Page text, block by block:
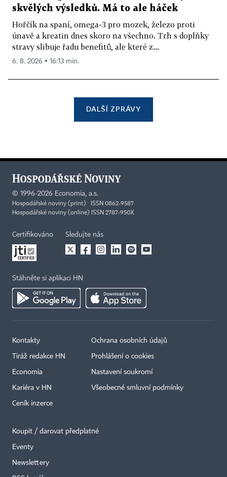
skvělých výsledků. Má to ale háček
Hořčík na spaní, omega-3 pro mozek, železo proti
únavě a kreatin dnes skoro na všechno. Trh s doplňky
stravy slibuje řadu benefitů, ale které z...
6. 8. 2026 ▪ 16:13 min.
DALŠÍ ZPRÁVY
© 1996-2026 Economia, a.s.
Hospodářské noviny (print) ISSN 0862-9587
Hospodářské noviny (online) ISSN 2787-950X
Certifikováno Sledujte nás
Stáhněte si aplikaci HN
Kontakty
Tiráž redakce HN
Economia
Kariéra v HN
Ceník inzerce
Ochrana osobních údajů
Prohlášení o cookies
Nastavení soukromí
Všeobecné smluvní podmínky
Koupit / darovat předplatné
Eventy
Newslettery